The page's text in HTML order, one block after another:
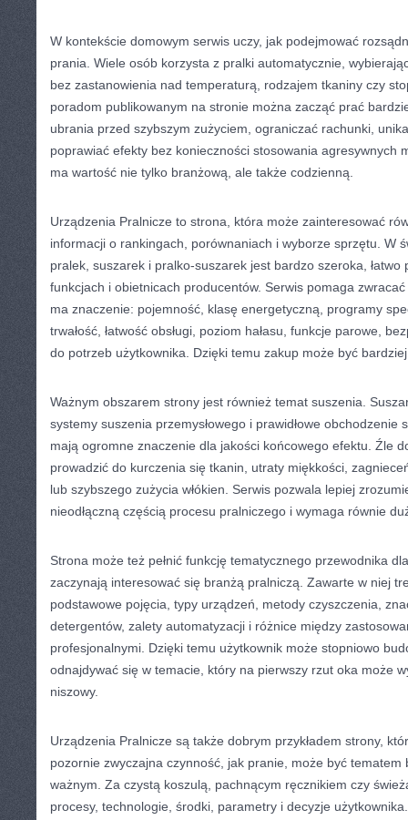
W kontekście domowym serwis uczy, jak podejmować
prania. Wiele osób korzysta z pralki automatycznie,
bez zastanowienia nad temperaturą, rodzajem tkaniny czy
poradom publikowanym na stronie można zacząć prać
ubrania przed szybszym zużyciem, ograniczać rachunki,
poprawiać efekty bez konieczności stosowania agresywnych
ma wartość nie tylko branżową, ale także codzienną.
Urządzenia Pralnicze to strona, która może zainteresować
informacji o rankingach, porównaniach i wyborze sprzętu. W
pralek, suszarek i pralko-suszarek jest bardzo szeroka,
funkcjach i obietnicach producentów. Serwis pomaga
ma znaczenie: pojemność, klasę energetyczną, programy
trwałość, łatwość obsługi, poziom hałasu, funkcje parowe,
do potrzeb użytkownika. Dzięki temu zakup może być
Ważnym obszarem strony jest również temat suszenia.
systemy suszenia przemysłowego i prawidłowe obchodzenie
mają ogromne znaczenie dla jakości końcowego efektu. Źle
prowadzić do kurczenia się tkanin, utraty miękkości,
lub szybszego zużycia włókien. Serwis pozwala lepiej
nieodłączną częścią procesu pralniczego i wymaga równie
Strona może też pełnić funkcję tematycznego przewodnika
zaczynają interesować się branżą pralniczą. Zawarte w niej
podstawowe pojęcia, typy urządzeń, metody czyszczenia,
detergentów, zalety automatyzacji i różnice między
profesjonalnymi. Dzięki temu użytkownik może stopniowo
odnajdywać się w temacie, który na pierwszy rzut oka może
niszowy.
Urządzenia Pralnicze są także dobrym przykładem strony,
pozornie zwyczajna czynność, jak pranie, może być tematem
ważnym. Za czystą koszulą, pachnącym ręcznikiem czy
procesy, technologie, środki, parametry i decyzje